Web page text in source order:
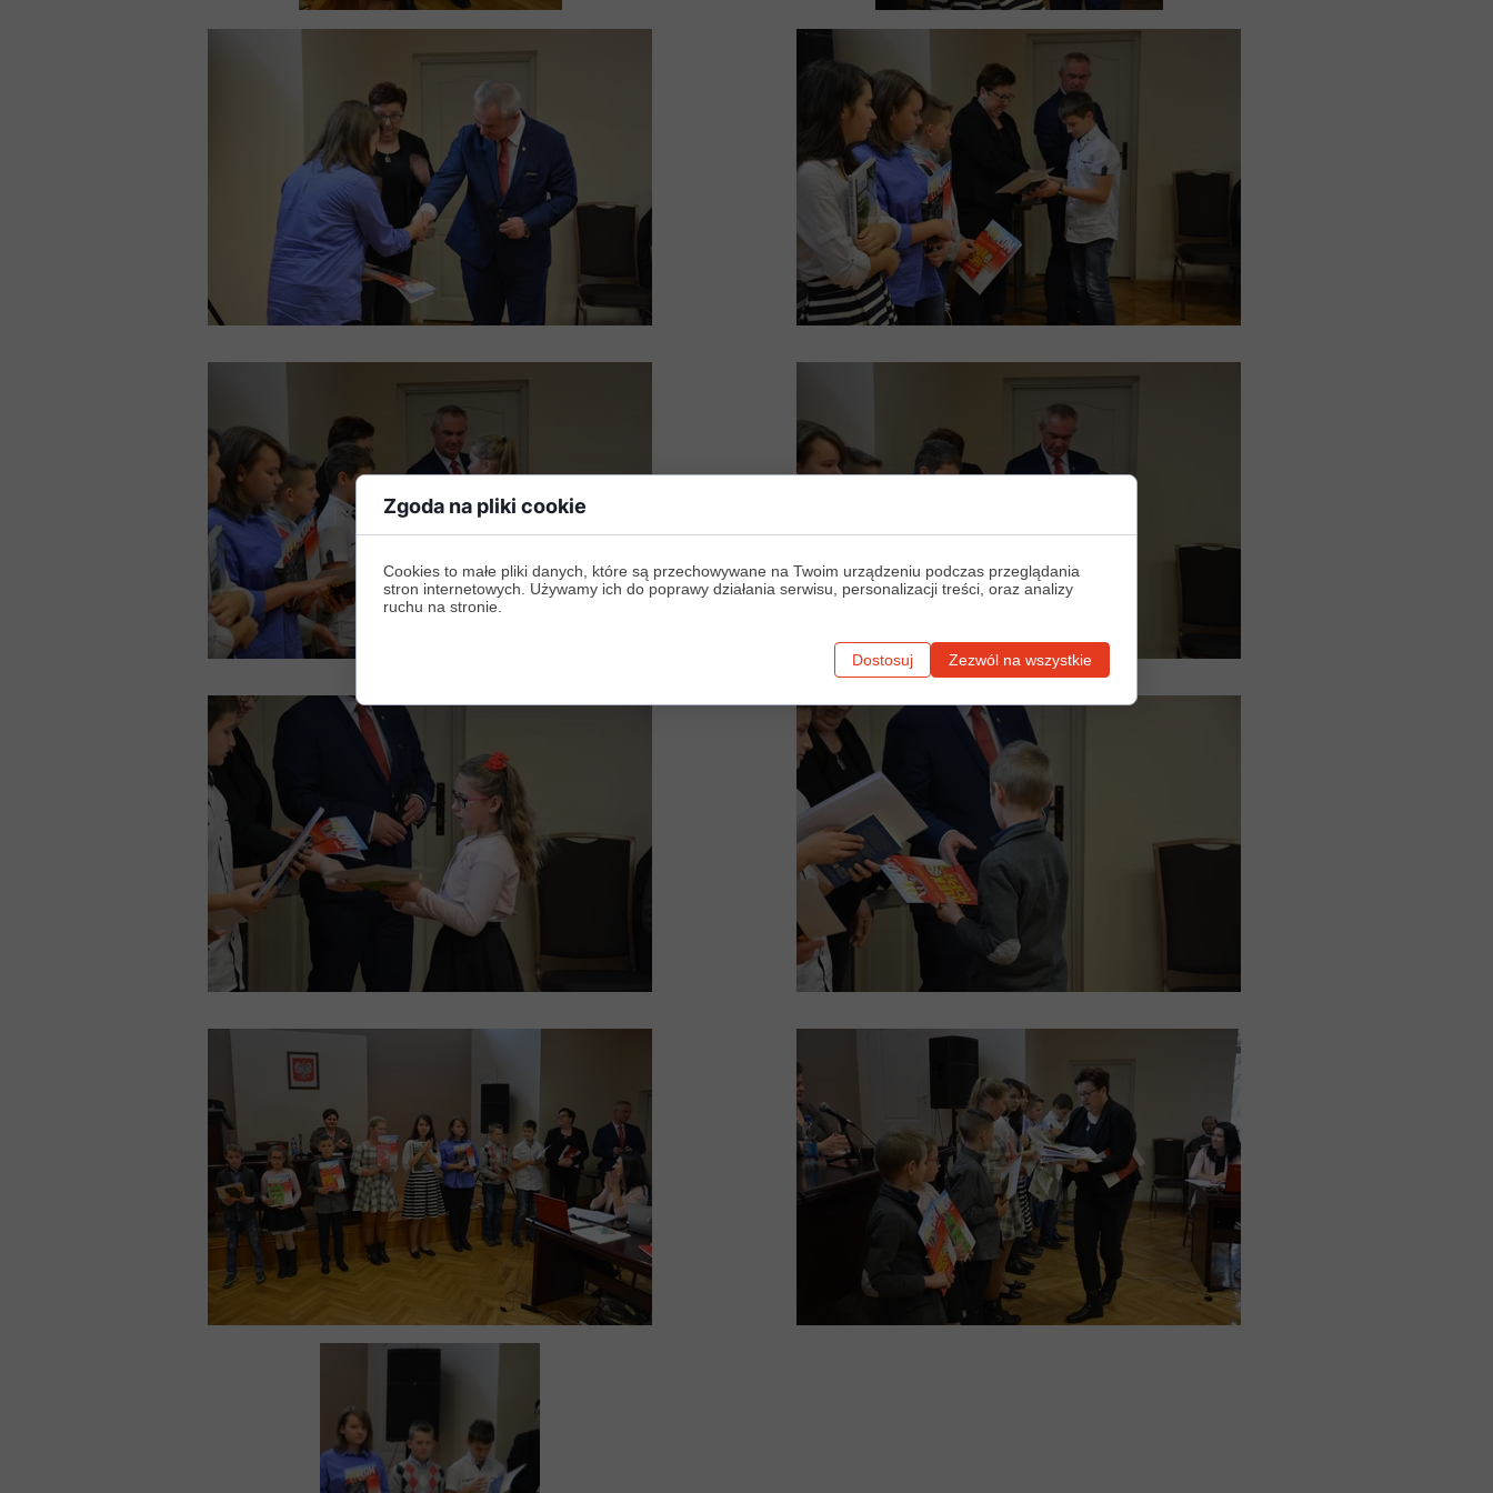
Zgoda na pliki cookie
Cookies to małe pliki danych, które są przechowywane na Twoim urządzeniu podczas przeglądania
stron internetowych. Używamy ich do poprawy działania serwisu, personalizacji treści, oraz analizy
ruchu na stronie.
Dostosuj Zezwól na wszystkie